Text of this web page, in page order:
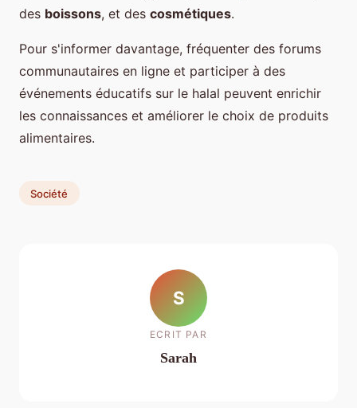
des boissons, et des cosmétiques.
Pour s'informer davantage, fréquenter des forums
communautaires en ligne et participer à des
événements éducatifs sur le halal peuvent enrichir
les connaissances et améliorer le choix de produits
alimentaires.
Société
S
ECRIT PAR
Sarah